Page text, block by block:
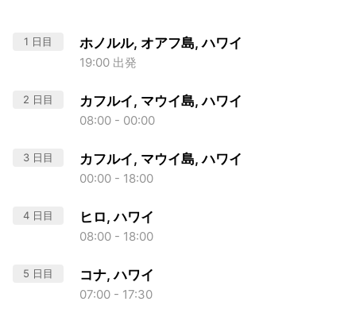
1 日目 ホノルル, オアフ島, ハワイ
19:00 出発
2 日目 カフルイ, マウイ島, ハワイ
08:00 - 00:00
3 日目 カフルイ, マウイ島, ハワイ
00:00 - 18:00
4 日目 ヒロ, ハワイ
08:00 - 18:00
5 日目 コナ, ハワイ
07:00 - 17:30